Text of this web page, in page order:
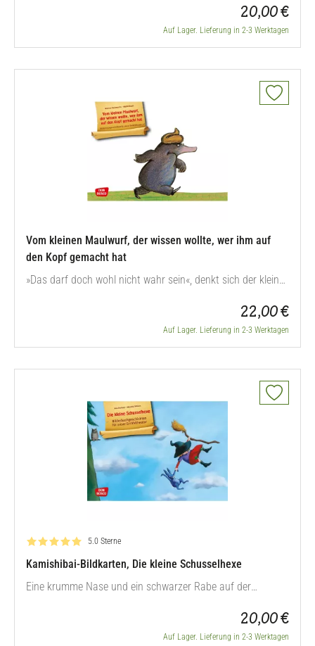
Mütze und einen Krummstab? Muss man Angst vor ihm
haben und warum bekommt man Geschenke? Was es mit
dem Nikolausfest auf sich hat, erfahren wissbegierige
20,00 €
Auf Lager. Lieferung in 2-3 Werktagen
Vom kleinen Maulwurf, der wissen wollte, wer ihm auf
den Kopf gemacht hat
»Das darf doch wohl nicht wahr sein«, denkt sich der kleine
den Kopf gemacht hat. Und dann will er wissen, wer das
getan hat. Wen er auf seiner Entlarvungstour so alles trifft,
wie er dem Täter auf die Schliche kommt und wie der
22,00 €
Auf Lager. Lieferung in 2-3 Werktagen
Bewertung: 5.0 von 5
5.0 Sterne
Kamishibai-Bildkarten, Die kleine Schusselhexe
Eine krumme Nase und ein schwarzer Rabe auf der
Erscheinungsbild einer ordentlichen Hexe. Nicht so bei der
kleinen Schusselhexe. Denn dummerweise zeichnet sie sich
20,00 €
Auf Lager. Lieferung in 2-3 Werktagen